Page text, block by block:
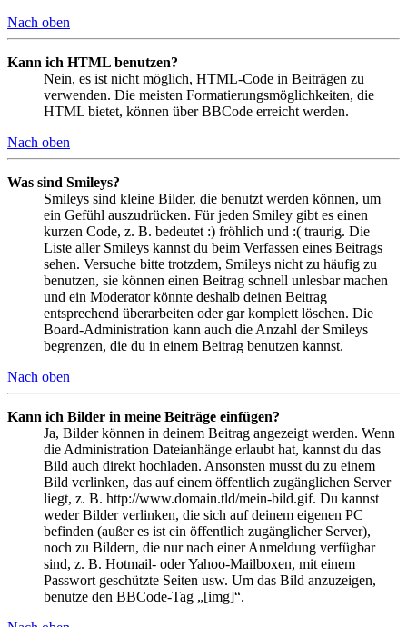
Nach oben
Kann ich HTML benutzen?
Nein, es ist nicht möglich, HTML-Code in Beiträgen zu
verwenden. Die meisten Formatierungsmöglichkeiten, die
HTML bietet, können über BBCode erreicht werden.
Nach oben
Was sind Smileys?
Smileys sind kleine Bilder, die benutzt werden können, um
ein Gefühl auszudrücken. Für jeden Smiley gibt es einen
kurzen Code, z. B. bedeutet :) fröhlich und :( traurig. Die
Liste aller Smileys kannst du beim Verfassen eines Beitrags
sehen. Versuche bitte trotzdem, Smileys nicht zu häufig zu
benutzen, sie können einen Beitrag schnell unlesbar machen
und ein Moderator könnte deshalb deinen Beitrag
entsprechend überarbeiten oder gar komplett löschen. Die
Board-Administration kann auch die Anzahl der Smileys
begrenzen, die du in einem Beitrag benutzen kannst.
Nach oben
Kann ich Bilder in meine Beiträge einfügen?
Ja, Bilder können in deinem Beitrag angezeigt werden. Wenn
die Administration Dateianhänge erlaubt hat, kannst du das
Bild auch direkt hochladen. Ansonsten musst du zu einem
Bild verlinken, das auf einem öffentlich zugänglichen Server
liegt, z. B. http://www.domain.tld/mein-bild.gif. Du kannst
weder Bilder verlinken, die sich auf deinem eigenen PC
befinden (außer es ist ein öffentlich zugänglicher Server),
noch zu Bildern, die nur nach einer Anmeldung verfügbar
sind, z. B. Hotmail- oder Yahoo-Mailboxen, mit einem
Passwort geschützte Seiten usw. Um das Bild anzuzeigen,
benutze den BBCode-Tag „[img]“.